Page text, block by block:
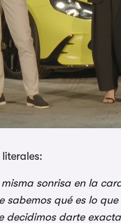
sonrisa en la
qué es lo
darte